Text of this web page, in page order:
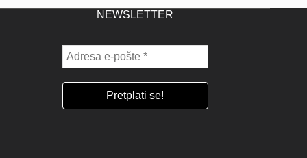
NEWSLETTER